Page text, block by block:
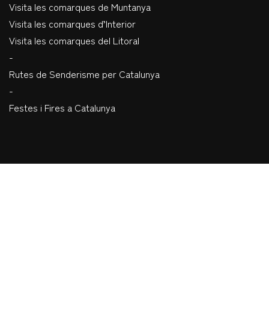
Visita les comarques de Muntanya
Visita les comarques d’Interior
Visita les comarques del Litoral
-
Rutes de Senderisme per Catalunya
-
Festes i Fires a Catalunya